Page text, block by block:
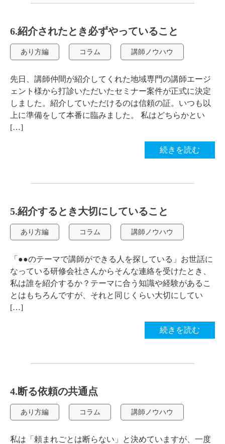
6.紹介されたとき必ずやっていること
あり方編 コラム 講師ノウハウ
先日、講師仲間が紹介してくれた地域専門の講師エージ
ェント様から打診いただいたセミナー案件が正式に決定
しました。紹介していただけるのは信頼の証。いつも以
上に準備をして本番に臨みました。 私はどちらかとい
[…]
続きを読む
5.紹介するとき大切にしていること
あり方編 コラム 講師ノウハウ
「●●のテーマで講師ができる人を探している」お世話に
なっている研修会社さんからそんな連絡を受けたとき、
私は誰を紹介するか？テーマに合う知識や経験があるこ
とはもちろんですが、それと同じくらい大切にしてい
[…]
続きを読む
4.断る依頼の共通点
あり方編 コラム 講師ノウハウ
私は「頼まれごとは断らない」と決めていますが、一度